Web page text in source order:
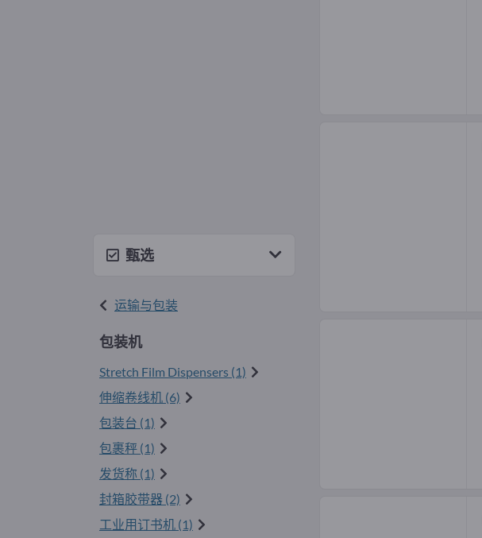
甄选
运输与包装
包装机
Stretch Film Dispensers (1)
伸缩卷线机 (6)
包装台 (1)
包裹秤 (1)
发货称 (1)
封箱胶带器 (2)
工业用订书机 (1)